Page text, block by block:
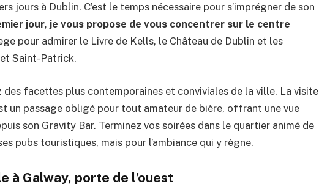
jours à Dublin. C’est le temps nécessaire pour s’imprégner de son
jour, je vous propose de vous concentrer sur le centre
pour admirer le Livre de Kells, le Château de Dublin et les
Saint-Patrick.
des facettes plus contemporaines et conviviales de la ville. La visite
un passage obligé pour tout amateur de bière, offrant une vue
son Gravity Bar. Terminez vos soirées dans le quartier animé de
pubs touristiques, mais pour l’ambiance qui y règne.
à Galway, porte de l’ouest